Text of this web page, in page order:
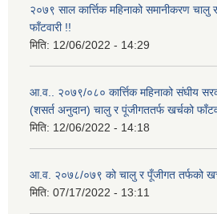
२०७९ साल कार्त्तिक महिनाको समानीकरण चालु
फाँटवारी !!
मिति: 12/06/2022 - 14:29
आ.व.. २०७९/०८० कार्त्तिक महिनाको संघीय
(शसर्त अनुदान) चालु र पूंजीगततर्फ खर्चको
मिति: 12/06/2022 - 14:18
आ.व. २०७८/०७९ को चालु र पूँजीगत तर्फको
मिति: 07/17/2022 - 13:11